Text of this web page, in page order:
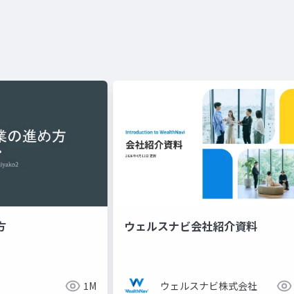
1M
ウェルスナビ会社紹介資料
ウェルスナビ株式会社